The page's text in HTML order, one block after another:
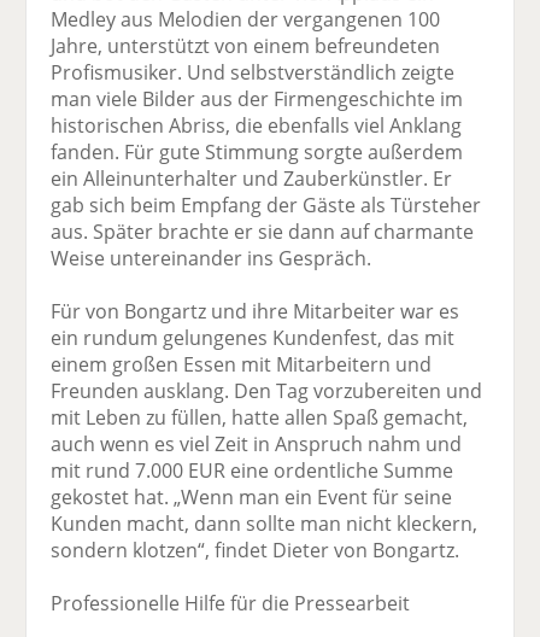
Medley aus Melodien der vergangenen 100
Jahre, unterstützt von einem befreundeten
Profismusiker. Und selbstverständlich zeigte
man viele Bilder aus der Firmengeschichte im
historischen Abriss, die ebenfalls viel Anklang
fanden. Für gute Stimmung sorgte außerdem
ein Alleinunterhalter und Zauberkünstler. Er
gab sich beim Empfang der Gäste als Türsteher
aus. Später brachte er sie dann auf charmante
Weise untereinander ins Gespräch.
Für von Bongartz und ihre Mitarbeiter war es
ein rundum gelungenes Kundenfest, das mit
einem großen Essen mit Mitarbeitern und
Freunden ausklang. Den Tag vorzubereiten und
mit Leben zu füllen, hatte allen Spaß gemacht,
auch wenn es viel Zeit in Anspruch nahm und
mit rund 7.000 EUR eine ordentliche Summe
gekostet hat. „Wenn man ein Event für seine
Kunden macht, dann sollte man nicht kleckern,
sondern klotzen“, findet Dieter von Bongartz.
Professionelle Hilfe für die Pressearbeit